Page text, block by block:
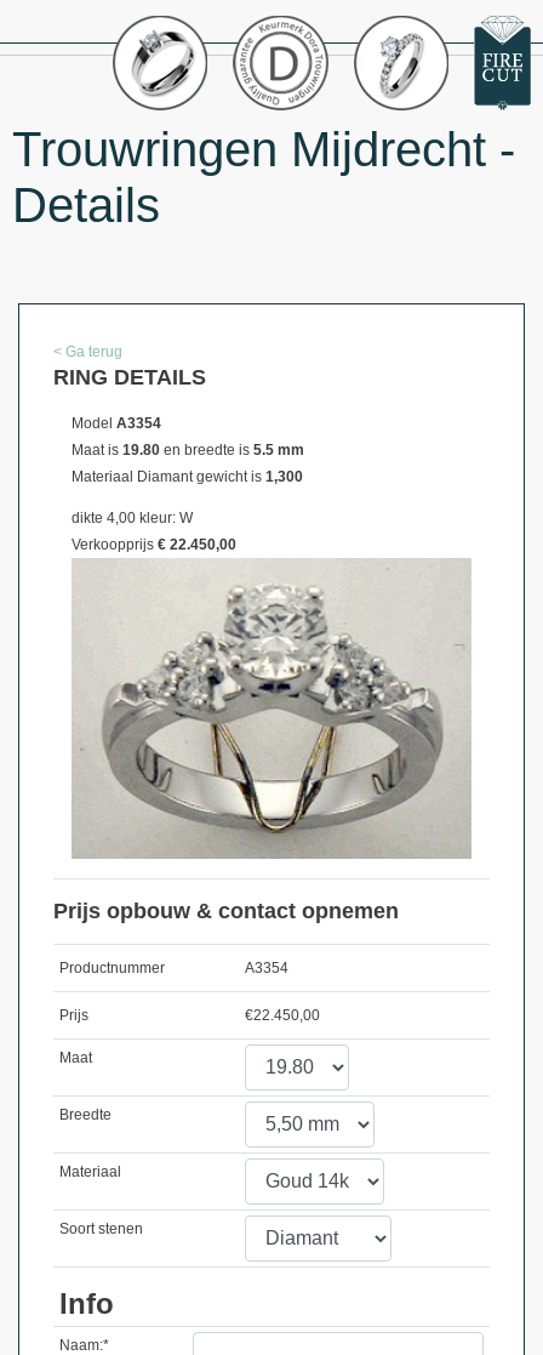
Trouwringen Mijdrecht -
Details
< Ga terug
RING DETAILS
Model A3354
Maat is 19.80 en breedte is 5.5 mm
Materiaal Diamant gewicht is 1,300
dikte 4,00 kleur: W
Verkoopprijs € 22.450,00
Prijs opbouw & contact opnemen
Productnummer A3354
Prijs €22.450,00
Maat
Breedte
Materiaal
Soort stenen
Info
Naam:*